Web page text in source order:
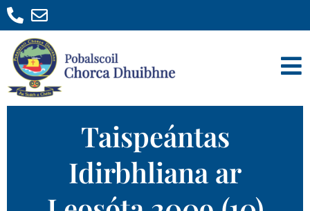
Taispeántas
Idirbhliana ar